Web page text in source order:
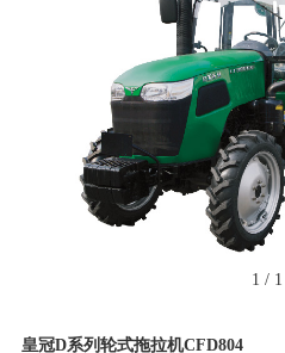
1 / 1
皇冠D系列轮式拖拉机CFD804